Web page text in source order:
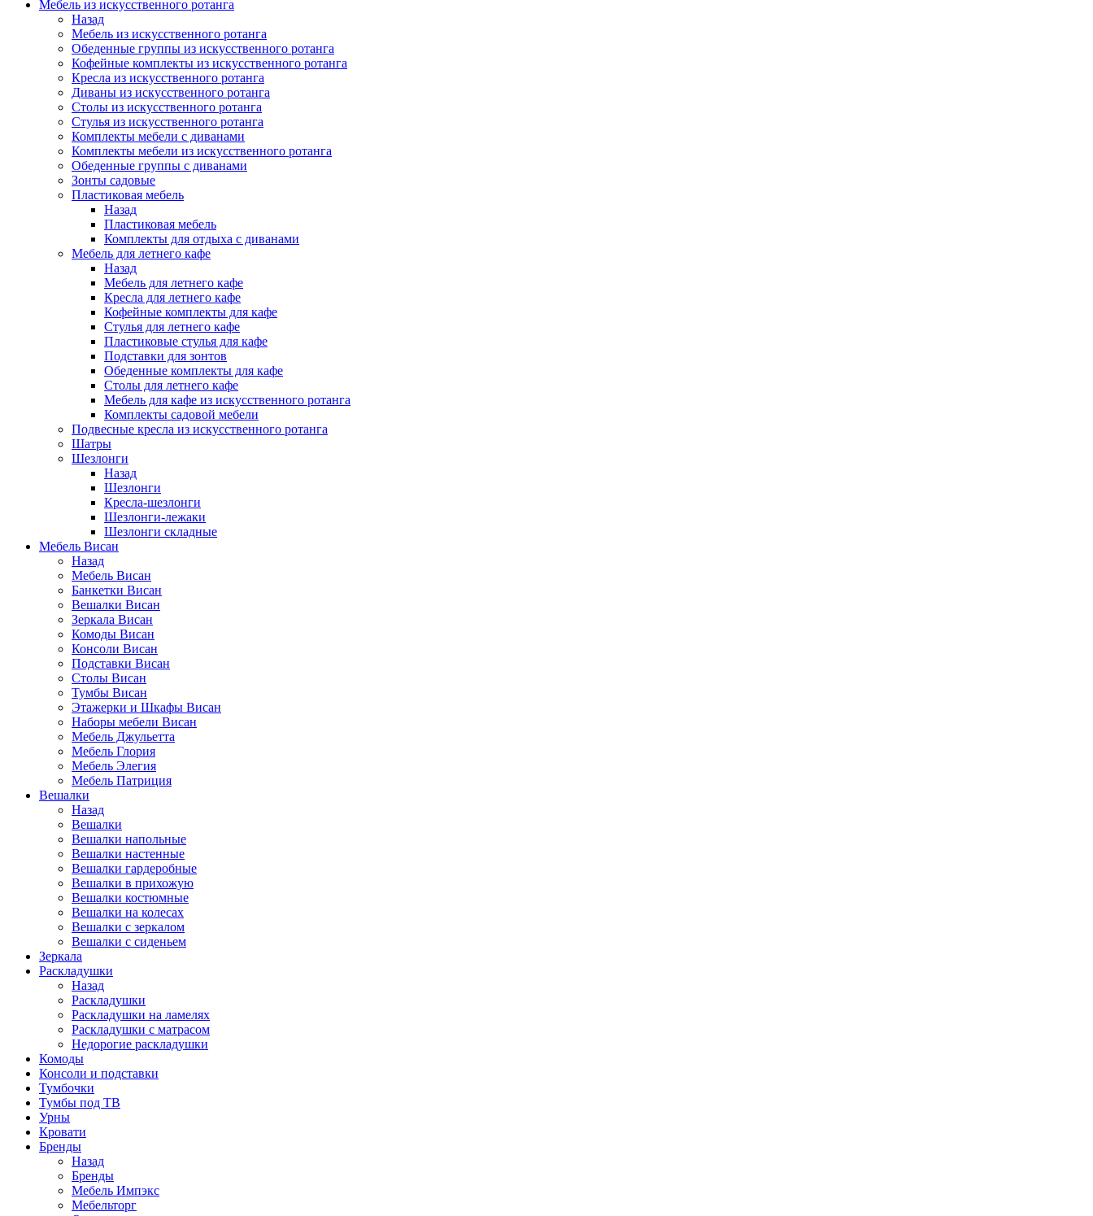
Мебель из искусственного ротанга
Назад
Мебель из искусственного ротанга
Обеденные группы из искусственного ротанга
Кофейные комплекты из искусственного ротанга
Кресла из искусственного ротанга
Диваны из искусственного ротанга
Столы из искусственного ротанга
Стулья из искусственного ротанга
Комплекты мебели с диванами
Комплекты мебели из искусственного ротанга
Обеденные группы с диванами
Зонты садовые
Пластиковая мебель
Назад
Пластиковая мебель
Комплекты для отдыха с диванами
Мебель для летнего кафе
Назад
Мебель для летнего кафе
Кресла для летнего кафе
Кофейные комплекты для кафе
Стулья для летнего кафе
Пластиковые стулья для кафе
Подставки для зонтов
Обеденные комплекты для кафе
Столы для летнего кафе
Мебель для кафе из искусственного ротанга
Комплекты садовой мебели
Подвесные кресла из искусственного ротанга
Шатры
Шезлонги
Назад
Шезлонги
Кресла-шезлонги
Шезлонги-лежаки
Шезлонги складные
Мебель Висан
Назад
Мебель Висан
Банкетки Висан
Вешалки Висан
Зеркала Висан
Комоды Висан
Консоли Висан
Подставки Висан
Столы Висан
Тумбы Висан
Этажерки и Шкафы Висан
Наборы мебели Висан
Мебель Джульетта
Мебель Глория
Мебель Элегия
Мебель Патриция
Вешалки
Назад
Вешалки
Вешалки напольные
Вешалки настенные
Вешалки гардеробные
Вешалки в прихожую
Вешалки костюмные
Вешалки на колесах
Вешалки с зеркалом
Вешалки с сиденьем
Зеркала
Раскладушки
Назад
Раскладушки
Раскладушки на ламелях
Раскладушки с матрасом
Недорогие раскладушки
Комоды
Консоли и подставки
Тумбочки
Тумбы под ТВ
Урны
Кровати
Бренды
Назад
Бренды
Мебель Импэкс
Мебельторг